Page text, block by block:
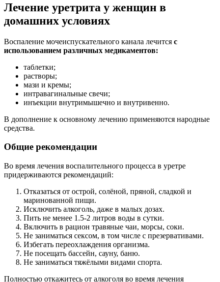
Лечение уретрита у женщин в
домашних условиях
Воспаление мочеиспускательного канала лечится с
использованием различных медикаментов:
таблетки;
растворы;
мази и кремы;
интравагинальные свечи;
инъекции внутримышечно и внутривенно.
В дополнение к основному лечению применяются народные
средства.
Общие рекомендации
Во время лечения воспалительного процесса в уретре
придерживаются рекомендаций:
Отказаться от острой, солёной, пряной, сладкой и
маринованной пищи.
Исключить алкоголь, даже в малых дозах.
Пить не менее 1.5-2 литров воды в сутки.
Включить в рацион травяные чаи, морсы, соки.
Не заниматься сексом, в том числе с презервативами.
Избегать переохлаждения организма.
Не посещать бассейн, сауну, баню.
Не заниматься тяжёлыми видами спорта.
Полностью откажитесь от алкоголя во время лечения